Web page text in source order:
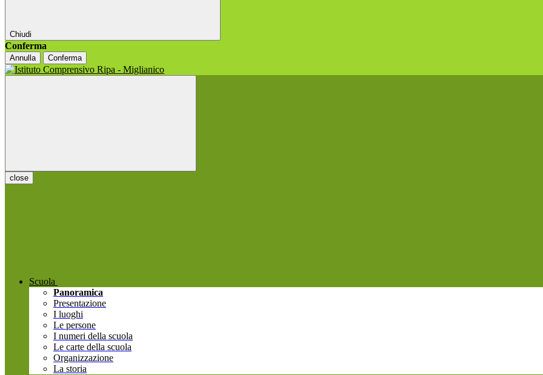
Chiudi
Conferma
Annulla Conferma
close
Scuola
Panoramica
Presentazione
I luoghi
Le persone
I numeri della scuola
Le carte della scuola
Organizzazione
La storia